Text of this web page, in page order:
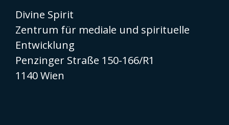
Divine Spirit
Zentrum für mediale und spirituelle
Entwicklung
Penzinger Straße 150-166/R1
1140 Wien